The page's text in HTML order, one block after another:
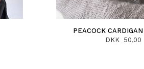
PEACOCK
DKK 50,00